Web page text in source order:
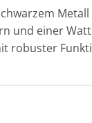
und einer
robuster